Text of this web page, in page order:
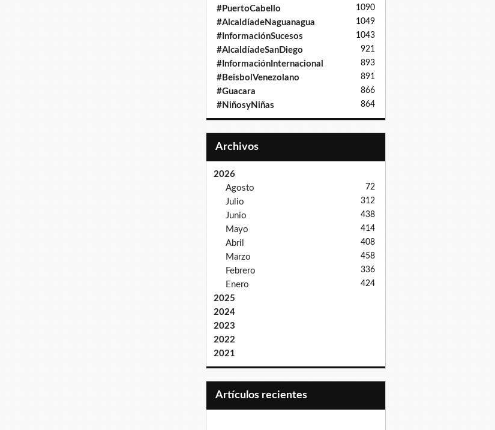
#PuertoCabello 1090
#AlcaldíadeNaguanagua 1049
#InformaciónSucesos 1043
#AlcaldíadeSanDiego 921
#InformaciónInternacional 893
#BeisbolVenezolano 891
#Guacara 866
#NiñosyNiñas 864
Archivos
2026
Agosto
72
Julio 312
Junio 438
Mayo 414
Abril 408
Marzo 458
Febrero 336
Enero 424
2025
2024
2023
2022
2021
Artículos recientes